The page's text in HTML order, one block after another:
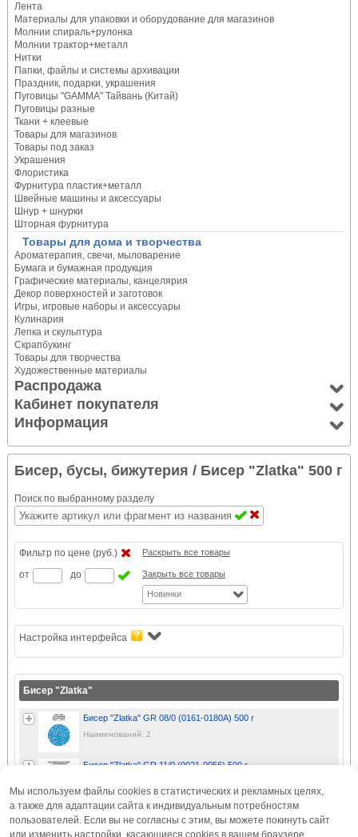
Лента
Материалы для упаковки и оборудование для магазинов
Молнии спираль+рулонка
Молнии трактор+металл
Нитки
Папки, файлы и системы архивации
Праздник, подарки, украшения
Пуговицы "GAMMA" Тайвань (Китай)
Пуговицы разные
Ткани + клеевые
Товары для магазинов
Товары под заказ
Украшения
Флористика
Фурнитура пластик+металл
Швейные машины и аксессуары
Шнур + шнурки
Шторная фурнитура
Товары для дома и творчества
Ароматерапия, свечи, мыловарение
Бумага и бумажная продукция
Графические материалы, канцелярия
Декор поверхностей и заготовок
Игры, игровые наборы и аксессуары
Кулинария
Лепка и скульптура
Скрапбукинг
Товары для творчества
Художественные материалы
Распродажа
Кабинет покупателя
Информация
Бисер, бусы, бижутерия / Бисер "Zlatka" 500 г
Поиск по выбранному разделу
Фильтр по цене (руб.)
от
до
Раскрыть все товары
Закрыть все товары
Новинки
Настройка интерфейса
Бисер "Zlatka"
Бисер "Zlatka" GR 08/0 (0161-0180A) 500 г
Наименований: 2
Бисер "Zlatka" GR 11/0 (0021-0056) 500 г
Бисер "Zlatka" GR 11/0 (0041-0055) 500 г
Мы используем файлы cookies в статистических и рекламных целях,
а также для адаптации сайта к индивидуальным потребностям
пользователей. Если вы не согласны с этим, вы можете покинуть сайт